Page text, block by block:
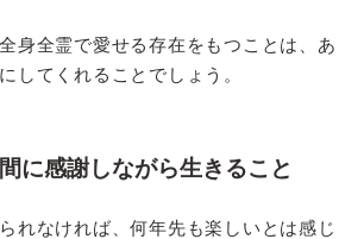
身全霊で愛せる存在をもつことは、あ
してくれることでしょう。
に感謝しながら生きること
れなければ、何年先も楽しいとは感じ